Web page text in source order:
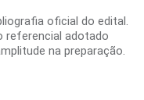
oficial do edital.
referencial adotado
na preparação.